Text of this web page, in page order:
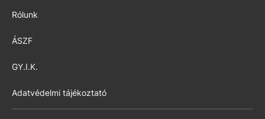
Rólunk
ÁSZF
GY.I.K.
Adatvédelmi tájékoztató